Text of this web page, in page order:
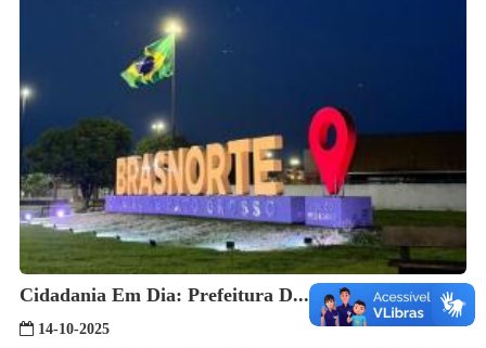
Cidadania Em Dia: Prefeitura D...
14-10-2025